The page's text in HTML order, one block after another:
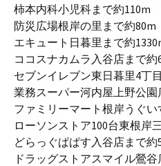
柿本内科小児科まで約110m
防災広場根岸の里まで約80m
エキュート日暮里まで約
ココスナカムラ入谷店まで約
セブンイレブン東日暮里4丁
業務スーパー河内屋上野公園
ファミリーマート根岸うぐ
ローソンストア100台東根岸
どらっぐぱぱす入谷店まで約
ドラッグストアスマイル鶯